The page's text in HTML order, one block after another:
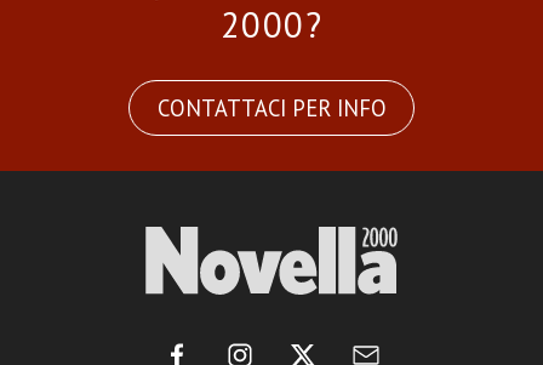
2000?
CONTATTACI PER INFO